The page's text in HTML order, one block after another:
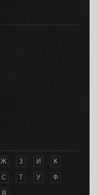
Ж З И К
С Т У Ф
Я